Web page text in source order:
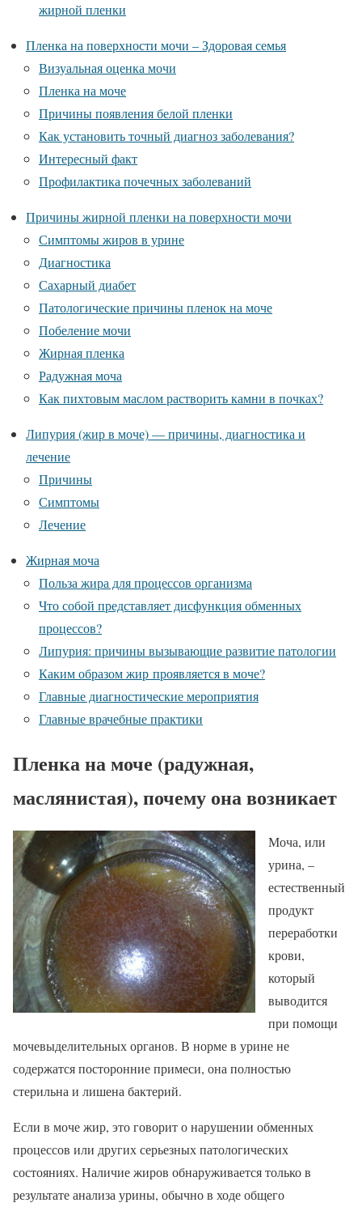
жирной пленки
Пленка на поверхности мочи – Здоровая семья
Визуальная оценка мочи
Пленка на моче
Причины появления белой пленки
Как установить точный диагноз заболевания?
Интересный факт
Профилактика почечных заболеваний
Причины жирной пленки на поверхности мочи
Симптомы жиров в урине
Диагностика
Сахарный диабет
Патологические причины пленок на моче
Побеление мочи
Жирная пленка
Радужная моча
Как пихтовым маслом растворить камни в почках?
Липурия (жир в моче) — причины, диагностика и
лечение
Причины
Симптомы
Лечение
Жирная моча
Польза жира для процессов организма
Что собой представляет дисфункция обменных
процессов?
Липурия: причины вызывающие развитие патологии
Каким образом жир проявляется в моче?
Главные диагностические мероприятия
Главные врачебные практики
Пленка на моче (радужная,
маслянистая), почему она возникает
Моча, или
урина, –
естественный
продукт
переработки
крови,
который
выводится
при помощи
мочевыделительных органов. В норме в урине не
содержатся посторонние примеси, она полностью
стерильна и лишена бактерий.
Если в моче жир, это говорит о нарушении обменных
процессов или других серьезных патологических
состояниях. Наличие жиров обнаруживается только в
результате анализа урины, обычно в ходе общего